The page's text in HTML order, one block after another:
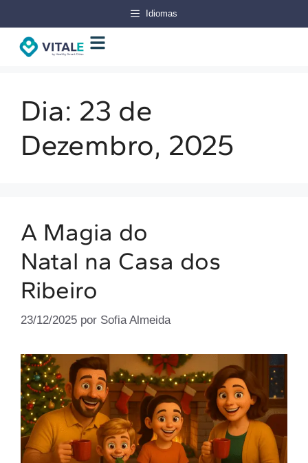
Idiomas
Dia: 23 de
Dezembro, 2025
A Magia do
Natal na Casa dos
Ribeiro
23/12/2025 por Sofia Almeida